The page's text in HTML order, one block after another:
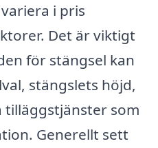
i pris
Det är viktigt
för stängsel kan
stängslets höjd,
tilläggstjänster som
Generellt sett